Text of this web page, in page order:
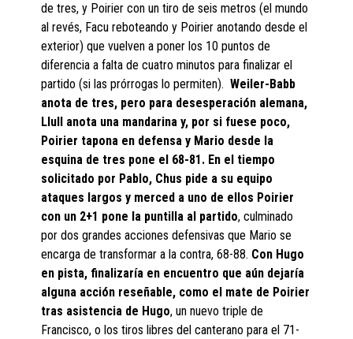
de tres, y Poirier con un tiro de seis metros (el mundo
al revés, Facu reboteando y Poirier anotando desde el
exterior) que vuelven a poner los 10 puntos de
diferencia a falta de cuatro minutos para finalizar el
partido (si las prórrogas lo permiten).Weiler-Babb
anota de tres, pero para desesperación alemana,
Llull anota una mandarina y, por si fuese poco,
Poirier tapona en defensa y Mario desde la
esquina de tres pone el 68-81. En el tiempo
solicitado por Pablo, Chus pide a su equipo
ataques largos y merced a uno de ellos Poirier
con un 2+1 pone la puntilla al partido, culminado
por dos grandes acciones defensivas que Mario se
encarga de transformar a la contra, 68-88. Con Hugo
en pista, finalizaría en encuentro que aún dejaría
alguna acción reseñable, como el mate de Poirier
tras asistencia de Hugo, un nuevo triple de
Francisco, o los tiros libres del canterano para el 71-